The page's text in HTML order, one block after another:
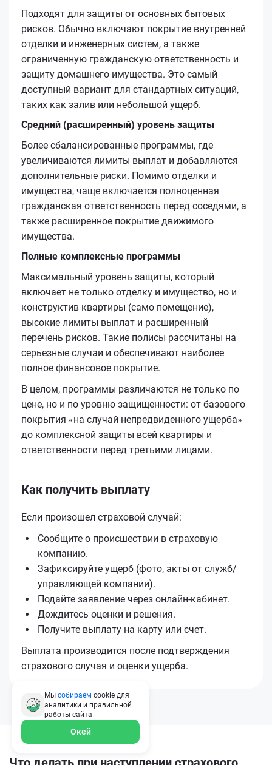
Подходят для защиты от основных бытовых
рисков. Обычно включают покрытие внутренней
отделки и инженерных систем, а также
ограниченную гражданскую ответственность и
защиту домашнего имущества. Это самый
доступный вариант для стандартных ситуаций,
таких как залив или небольшой ущерб.
Средний (расширенный) уровень защиты
Более сбалансированные программы, где
увеличиваются лимиты выплат и добавляются
дополнительные риски. Помимо отделки и
имущества, чаще включается полноценная
гражданская ответственность перед соседями, а
также расширенное покрытие движимого
имущества.
Полные комплексные программы
Максимальный уровень защиты, который
включает не только отделку и имущество, но и
конструктив квартиры (само помещение),
высокие лимиты выплат и расширенный
перечень рисков. Такие полисы рассчитаны на
серьезные случаи и обеспечивают наиболее
полное финансовое покрытие.
В целом, программы различаются не только по
цене, но и по уровню защищенности: от базового
покрытия «на случай непредвиденного ущерба»
до комплексной защиты всей квартиры и
ответственности перед третьими лицами.
Как получить выплату
Если произошел страховой случай:
Сообщите о происшествии в страховую
компанию.
Зафиксируйте ущерб (фото, акты от служб/
управляющей компании).
Подайте заявление через онлайн-кабинет.
Дождитесь оценки и решения.
Получите выплату на карту или счет.
Выплата производится после подтверждения
страхового случая и оценки ущерба.
Мы собираем cookie для
аналитики и правильной
работы сайта
Окей